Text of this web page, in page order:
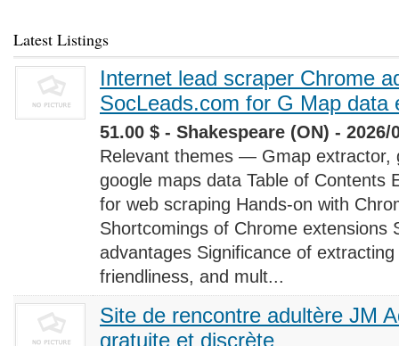
Latest Listings
Internet lead scraper Chrome
SocLeads.com for G Map data
51.00 $ - Shakespeare (ON) - 2026/
Relevant themes — Gmap extractor,
google maps data Table of Contents
for web scraping Hands-on with
Shortcomings of Chrome extensions
advantages Significance of
friendliness, and mult...
Site de rencontre adultère JM
gratuite et discrète